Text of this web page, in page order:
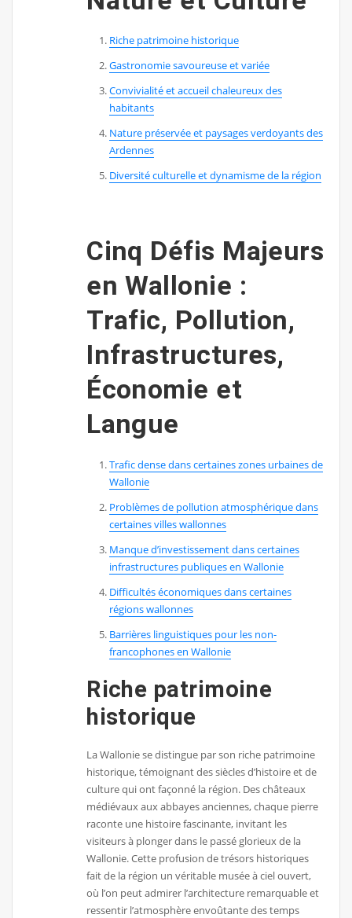
Riche patrimoine historique
Gastronomie savoureuse et variée
Convivialité et accueil chaleureux des
habitants
Nature préservée et paysages verdoyants des
Ardennes
Diversité culturelle et dynamisme de la région
Cinq Défis Majeurs
en Wallonie :
Trafic, Pollution,
Infrastructures,
Économie et
Langue
Trafic dense dans certaines zones urbaines de
Wallonie
Problèmes de pollution atmosphérique dans
certaines villes wallonnes
Manque d’investissement dans certaines
infrastructures publiques en Wallonie
Difficultés économiques dans certaines
régions wallonnes
Barrières linguistiques pour les non-
francophones en Wallonie
Riche patrimoine
historique
La Wallonie se distingue par son riche patrimoine
historique, témoignant des siècles d’histoire et de
culture qui ont façonné la région. Des châteaux
médiévaux aux abbayes anciennes, chaque pierre
raconte une histoire fascinante, invitant les
visiteurs à plonger dans le passé glorieux de la
Wallonie. Cette profusion de trésors historiques
fait de la région un véritable musée à ciel ouvert,
où l’on peut admirer l’architecture remarquable et
ressentir l’atmosphère envoûtante des temps